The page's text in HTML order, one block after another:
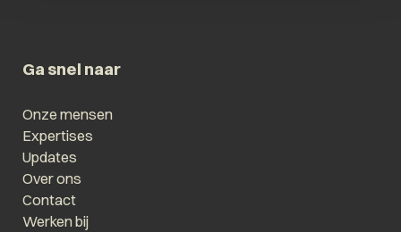
Ga snel naar
Onze mensen
Expertises
Updates
Over ons
Contact
Werken bij